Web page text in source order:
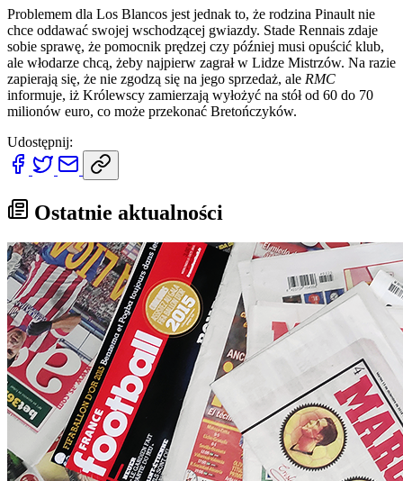
Problemem dla Los Blancos jest jednak to, że rodzina Pinault nie
chce oddawać swojej wschodzącej gwiazdy. Stade Rennais zdaje
sobie sprawę, że pomocnik prędzej czy później musi opuścić klub,
ale włodarze chcą, żeby najpierw zagrał w Lidze Mistrzów. Na razie
zapierają się, że nie zgodzą się na jego sprzedaż, ale RMC
informuje, iż Królewscy zamierzają wyłożyć na stół od 60 do 70
milionów euro, co może przekonać Bretończyków.
Udostępnij:
Ostatnie aktualności